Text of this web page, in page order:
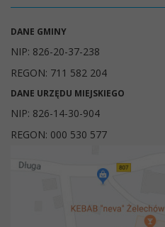
DANE GMINY
NIP: 826-20-37-238
REGON: 711 582 204
DANE URZĘDU MIEJSKIEGO
NIP: 826-14-30-904
REGON: 000 530 577